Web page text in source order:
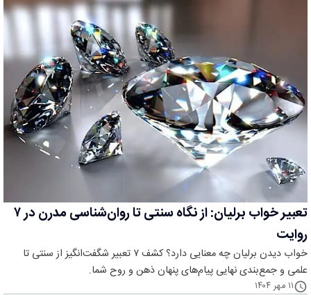
تعبیر خواب برلیان: از نگاه سنتی تا روان‌شناسی مدرن در ۷
روایت
خواب دیدن برلیان چه معنایی دارد؟ کشف ۷ تعبیر شگفت‌انگیز از سنتی تا
علمی و جمع‌بندی نهایی پیام‌های پنهان ذهن و روح شما.
۱۱ مهر ۱۴۰۴